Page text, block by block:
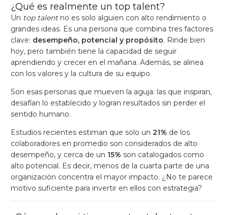
¿Qué es realmente un top talent?
Un top talent no es solo alguien con alto rendimiento o
grandes ideas. Es una persona que combina tres factores
clave: desempeño, potencial y propósito. Rinde bien
hoy, pero también tiene la capacidad de seguir
aprendiendo y crecer en el mañana. Además, se alinea
con los valores y la cultura de su equipo.
Son esas personas que mueven la aguja: las que inspiran,
desafían lo establecido y logran resultados sin perder el
sentido humano.
Estudios recientes estiman que solo un 21% de los
colaboradores en promedio son considerados de alto
desempeño, y cerca de un 15% son catalogados como
alto potencial. Es decir, menos de la cuarta parte de una
organización concentra el mayor impacto. ¿No te parece
motivo suficiente para invertir en ellos con estrategia?